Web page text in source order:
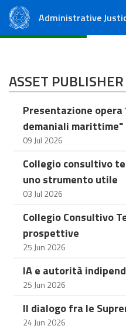
Administrative
ASSET PUBLISHER
Presentazione opera
demaniali marittime"
09 Jul 2026
Collegio consultivo
uno strumento utile
03 Jul 2026
Collegio Consultivo
prospettive
25 Jun 2026
IA e autorità
25 Jun 2026
Il dialogo fra le
24 Jun 2026